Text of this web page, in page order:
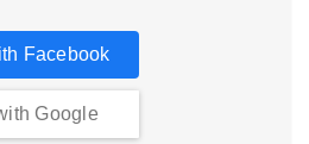
Facebook
Google